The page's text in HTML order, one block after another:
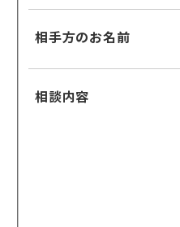
相手方のお名前
相談内容